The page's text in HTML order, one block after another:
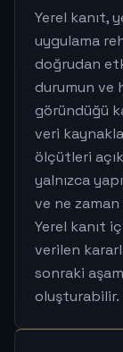
Yerel kanıt,
uygulama
doğrudan
durumun ve
göründüğü
veri
ölçütleri
yalnızca
ve ne zaman
Yerel kanıt
verilen
sonraki
oluşturabilir.